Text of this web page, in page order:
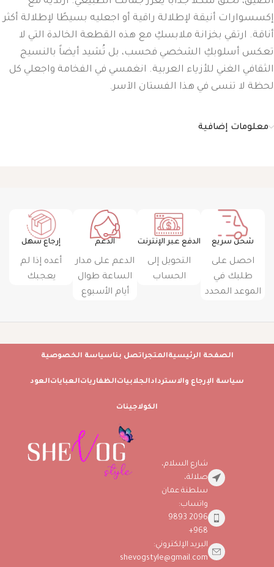
إكسسوارات أنيقة لإطلالة راقية أو اجعليه بسيطًا لإطلالة أكثر
أناقة. ارتقي بخزانة ملابسكِ مع هذه القطعة الخالدة التي لا
تعكس أسلوبكِ الشخصي فحسب، بل تُشيد أيضاً بالنسيج
الثقافي الغني للأزياء العربية. انغمسي في الفخامة واجعلي كل
لحظة لا تنسى في هذا الفستان الآسر.
معلومات إضافية
شحن سريع
احصل على
طلبك في
الموعد المحدد
الدفع عبر الإنترنت
التحويل إلى
الحساب
الدعم
الدعم على مدار
الساعة طوال
أيام الأسبوع
إرجاع سهل
أعده إذا لم
يعجبك
الصفحة الرئيسيةالمتجراتصل بناسياسة الخصوصية
سياسة الإرجاع والاستردادالجلابياتالظفارياتالعباياتالعود
الكولاجينات
شارع السلام،
صلالة،
سلطنة عمان
واتساب:
2096 9893
968+
البريد الإلكتروني:
shevogstyle@gmail.com